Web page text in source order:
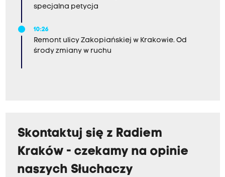
specjalna petycja
10:26
Remont ulicy Zakopiańskiej w Krakowie. Od
środy zmiany w ruchu
Skontaktuj się z Radiem
Kraków - czekamy na opinie
naszych Słuchaczy